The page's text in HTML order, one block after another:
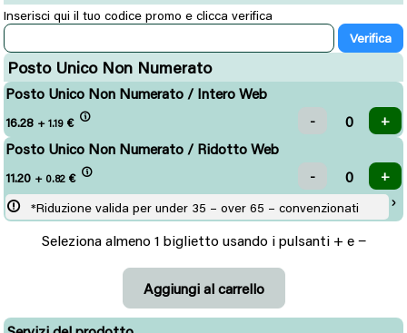
Inserisci qui il tuo codice promo e clicca verifica
Posto Unico Non Numerato
Posto Unico Non Numerato / Intero Web
16.28 + 1.19 €
Posto Unico Non Numerato / Ridotto Web
11.20 + 0.82 €
*Riduzione valida per under 35 – over 65 – convenzionati
Seleziona almeno 1 biglietto usando i pulsanti + e −